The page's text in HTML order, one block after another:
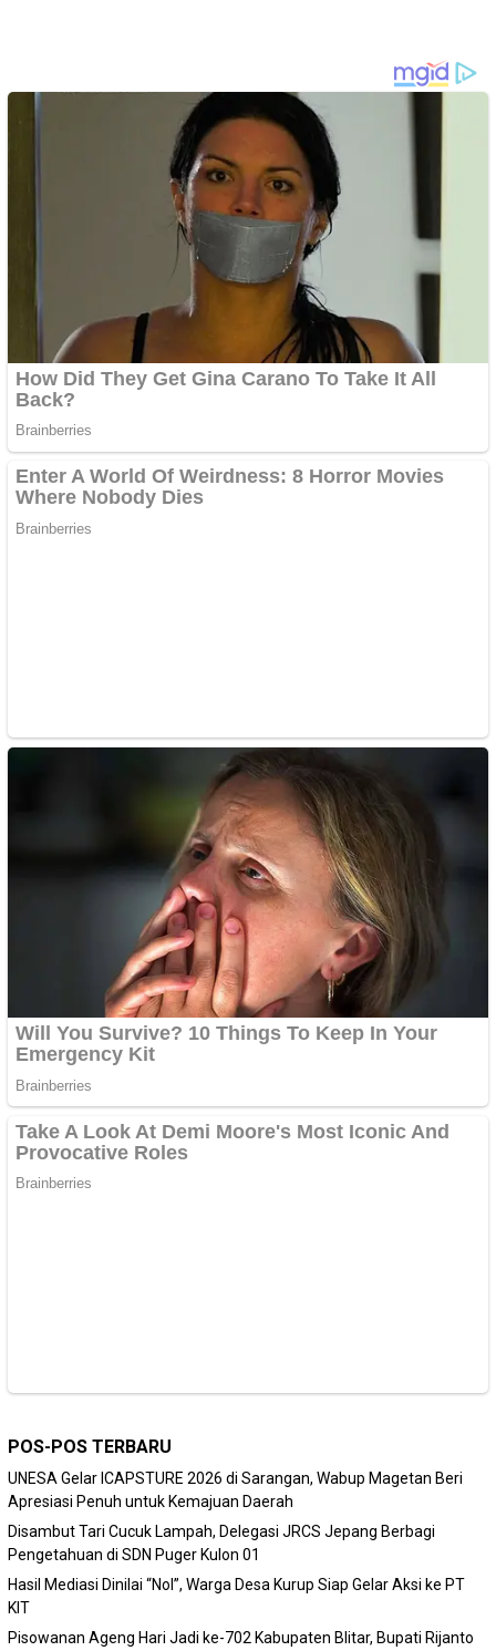
POS-POS TERBARU
‎UNESA Gelar ICAPSTURE 2026 di Sarangan, Wabup Magetan Beri
Apresiasi Penuh untuk Kemajuan Daerah
Disambut Tari Cucuk Lampah, Delegasi JRCS Jepang Berbagi
Pengetahuan di SDN Puger Kulon 01
Hasil Mediasi Dinilai “Nol”, Warga Desa Kurup Siap Gelar Aksi ke PT
KIT
Pisowanan Ageng Hari Jadi ke-702 Kabupaten Blitar, Bupati Rijanto